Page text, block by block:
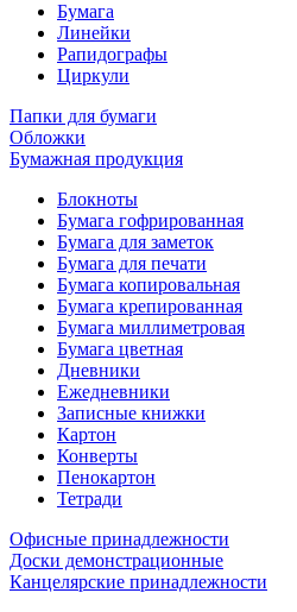
Бумага
Линейки
Рапидографы
Циркули
Папки для бумаги
Обложки
Бумажная продукция
Блокноты
Бумага гофрированная
Бумага для заметок
Бумага для печати
Бумага копировальная
Бумага крепированная
Бумага миллиметровая
Бумага цветная
Дневники
Ежедневники
Записные книжки
Картон
Конверты
Пенокартон
Тетради
Офисные принадлежности
Доски демонстрационные
Канцелярские принадлежности